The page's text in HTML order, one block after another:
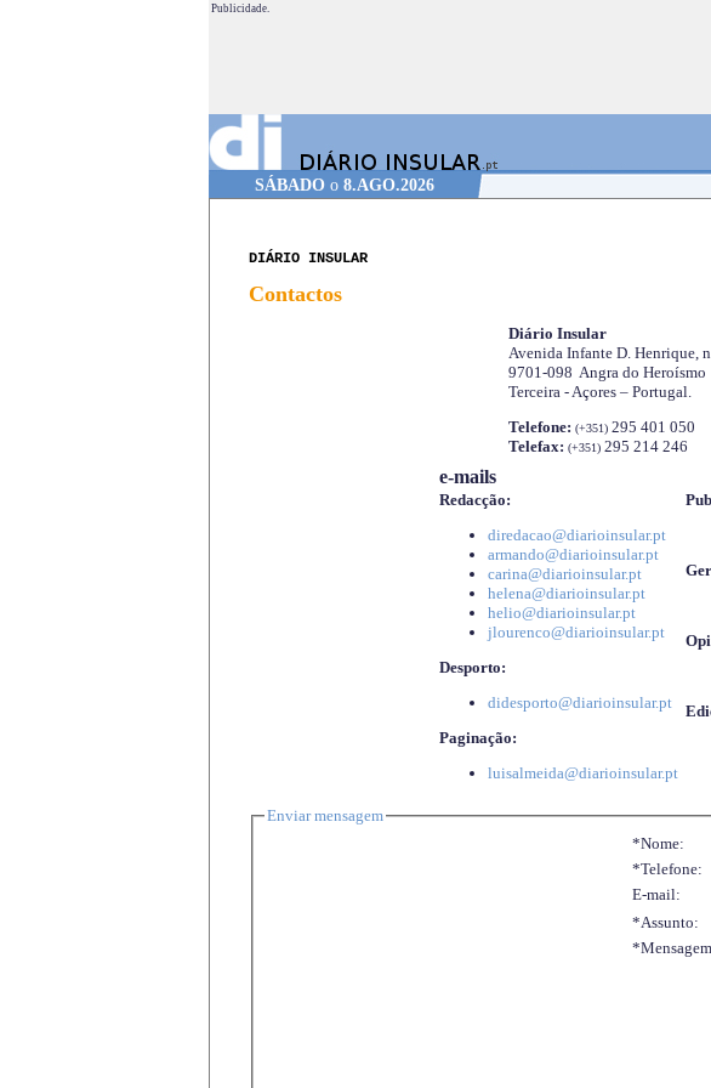
Publicidade.
SÁBADO o 8.AGO.2026
DIÁRIO INSULAR
Contactos
Diário Insular
Avenida Infante D. Henrique,
9701-098 Angra do Heroísmo
Terceira - Açores – Portugal.
Telefone: (+351)295 401 050
Telefax: (+351)295 214 246
e-mails
Redacção:
diredacao@diarioinsular.pt
armando@diarioinsular.pt
carina@diarioinsular.pt
helena@diarioinsular.pt
helio@diarioinsular.pt
jlourenco@diarioinsular.pt
Desporto:
didesporto@diarioinsular.pt
Paginação:
luisalmeida@diarioinsular.pt
Enviar mensagem
*Nome:
*Telefone:
E-mail:
*Assunto: